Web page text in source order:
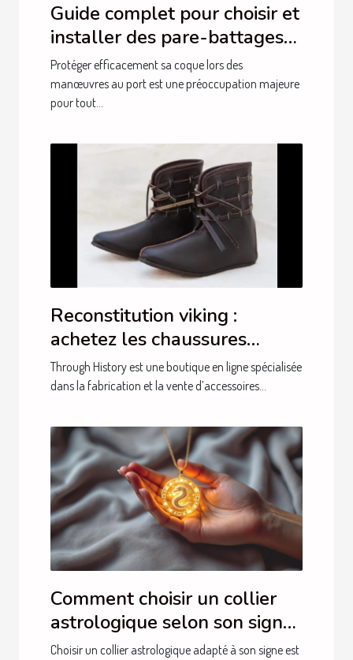
Guide complet pour choisir et
installer des pare-battages
efficacement
Protéger efficacement sa coque lors des
manœuvres au port est une préoccupation majeure
pour tout...
Reconstitution viking :
achetez les chaussures
auprès de Through History !
Through History est une boutique en ligne spécialisée
dans la fabrication et la vente d’accessoires...
Comment choisir un collier
astrologique selon son signe
?
Choisir un collier astrologique adapté à son signe est